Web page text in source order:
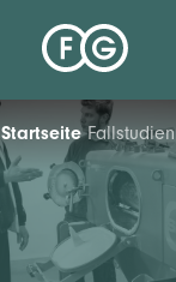
Startseite Fallstudien